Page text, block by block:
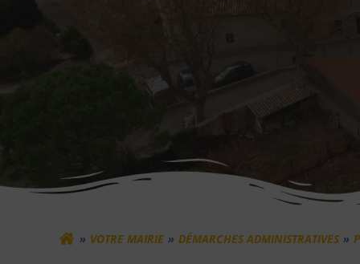
VOTRE MAIRIE DÉMARCHES ADMINISTRATIVES